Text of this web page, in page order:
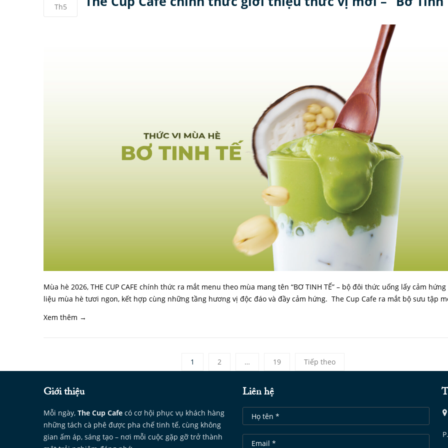
Th5
Mùa hè 2026, THE CUP CAFE chính thức ra mắt menu theo mùa mang tên “BƠ TINH TẾ” – bộ đôi thức uống lấy cảm
liệu mùa hè tươi ngon, kết hợp cùng những tầng hương vị độc đáo và đầy cảm hứng. The Cup Cafe ra mắt bộ sưu tập
Xem thêm →
1 2 … 19 Tiếp theo
Giới thiệu
Mỗi ngày, The Cup Cafe có cơ hội phục vụ khách hàng
những tách cà phê được pha chế tinh tế, cùng không
gian ấm áp, sáng tạo – nơi mỗi cuộc gặp gỡ trở thành
Liên hệ